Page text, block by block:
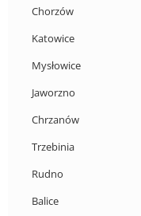
Chorzów
Katowice
Mysłowice
Jaworzno
Chrzanów
Trzebinia
Rudno
Balice